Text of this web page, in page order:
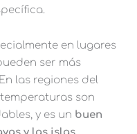
en lugares
ser más
las regiones del
temperaturas son
y es un buen